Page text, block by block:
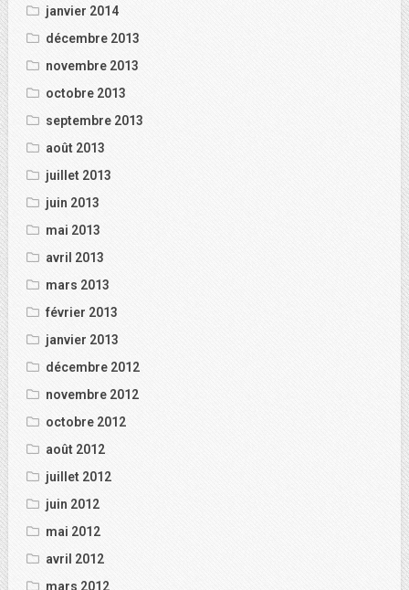
janvier 2014
décembre 2013
novembre 2013
octobre 2013
septembre 2013
août 2013
juillet 2013
juin 2013
mai 2013
avril 2013
mars 2013
février 2013
janvier 2013
décembre 2012
novembre 2012
octobre 2012
août 2012
juillet 2012
juin 2012
mai 2012
avril 2012
mars 2012